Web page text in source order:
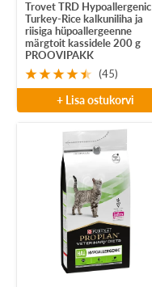
Trovet TRD Hypoallergenic
Turkey-Rice kalkuniliha ja
riisiga hüpoallergeenne
märgtoit kassidele 200 g
PROOVIPAKK
(45)
+ Lisa ostukorvi